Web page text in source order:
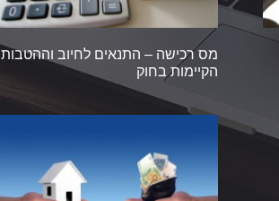
מס רכישה – התנאים לחיוב וההטבות
הקיימות בחוק